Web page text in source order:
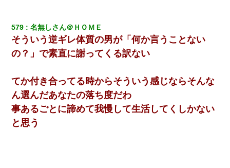
579 名無しさん＠ＨＯＭＥ
そういう逆ギレ体質の男が「何か言うことない
の？」で素直に謝ってくる訳ない
てか付き合ってる時からそういう感じならそんな
ん選んだあなたの落ち度だわ
事あるごとに諦めて我慢して生活してくしかない
と思う